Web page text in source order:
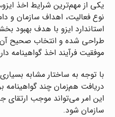
یکی از مهم‌ترین شرایط اخذ
نوع فعالیت، اهداف سازمان و
استاندارد ایزو با هدف
طراحی شده و انتخاب صحیح آن
موفقیت فرآیند اخذ گواهینامه
با توجه به ساختار مشابه
دریافت هم‌زمان چند گواهینامه
این امر می‌تواند موجب ارتقای
سازمان شود.